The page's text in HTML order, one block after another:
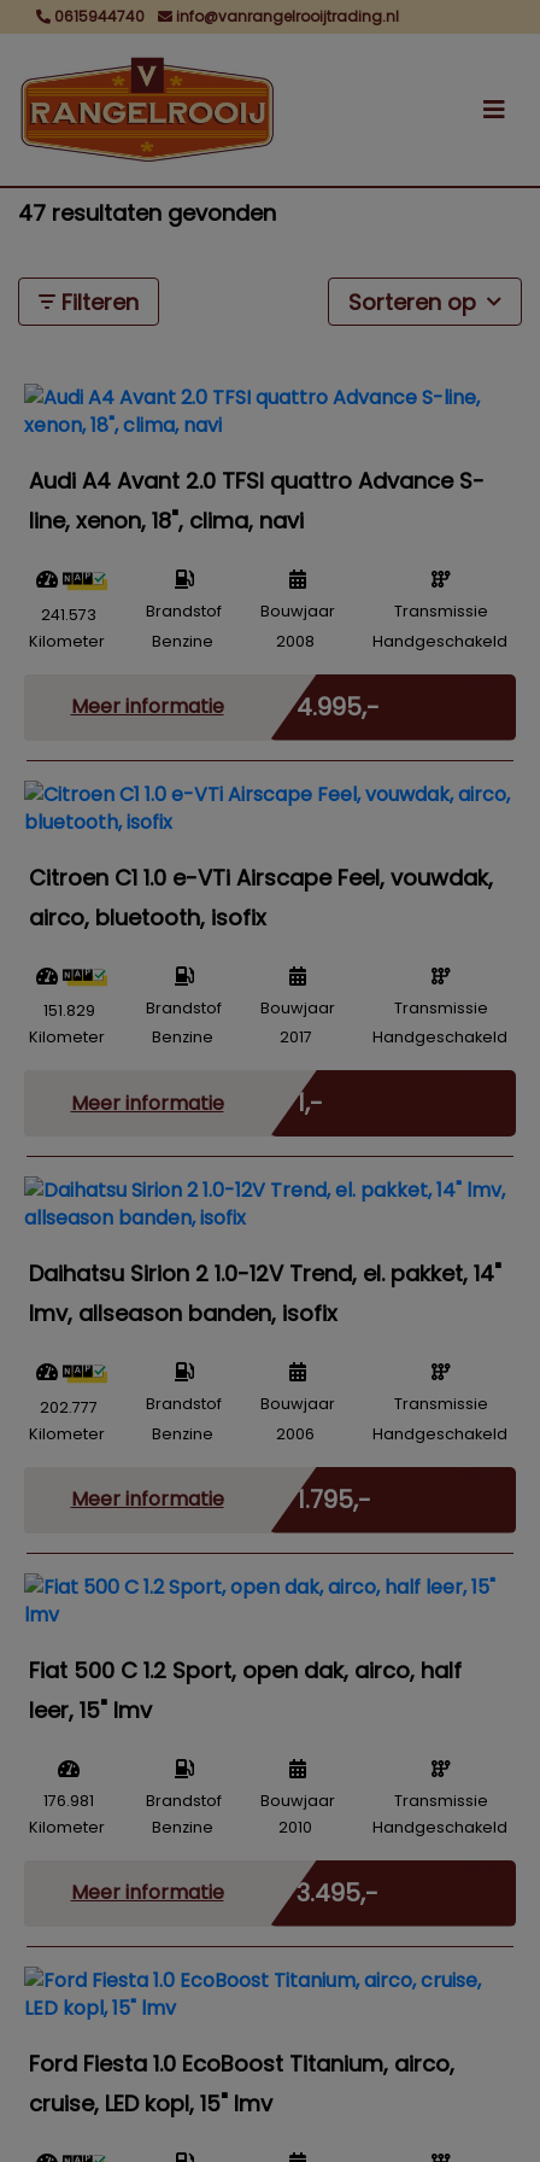
0615944740 info@vanrangelrooijtrading.nl
47 resultaten gevonden
Filteren Sorteren op
Audi A4 Avant 2.0 TFSI quattro Advance S-
line, xenon, 18", clima, navi
241.573
Kilometer
Brandstof
Benzine
Bouwjaar
2008
Transmissie
Handgeschakeld
Meer informatie € 4.995,-
Citroen C1 1.0 e-VTi Airscape Feel, vouwdak,
airco, bluetooth, isofix
151.829
Kilometer
Brandstof
Benzine
Bouwjaar
2017
Transmissie
Handgeschakeld
Meer informatie € 1,-
Daihatsu Sirion 2 1.0-12V Trend, el. pakket, 14"
lmv, allseason banden, isofix
202.777
Kilometer
Brandstof
Benzine
Bouwjaar
2006
Transmissie
Handgeschakeld
Meer informatie € 1.795,-
Fiat 500 C 1.2 Sport, open dak, airco, half
leer, 15" lmv
176.981
Kilometer
Brandstof
Benzine
Bouwjaar
2010
Transmissie
Handgeschakeld
Meer informatie € 3.495,-
Ford Fiesta 1.0 EcoBoost Titanium, airco,
cruise, LED kopl, 15" lmv